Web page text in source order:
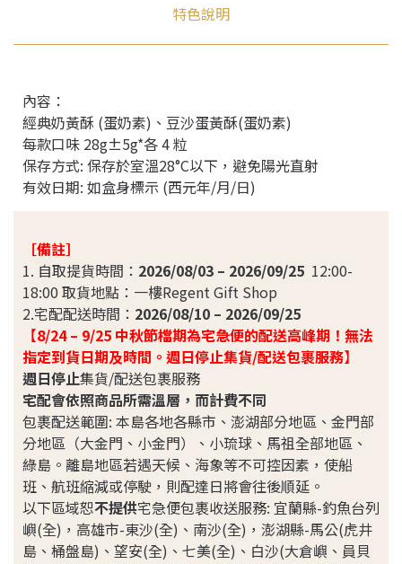
特色說明
內容：
經典奶黃酥 (蛋奶素)、豆沙蛋黃酥(蛋奶素)
每款口味 28g±5g*各 4 粒
保存方式: 保存於室溫28°C以下，避免陽光直射
有效日期: 如盒身標示 (西元年/月/日)
［備註］
1. 自取提貨時間： 2026/08/03 – 2026/09/25 12:00-
18:00 取貨地點：一樓Regent Gift Shop
2.宅配配送時間： 2026/08/10 – 2026/09/25
【8/24 – 9/25 中秋節檔期為宅急便的配送高峰期！無法
指定到貨日期及時間。週日停止集貨/配送包裹服務】
週日停止集貨/配送包裹服務
宅配會依照商品所需溫層，而計費不同
包裹配送範圍: 本島各地各縣市、澎湖部分地區、金門部
分地區（大金門、小金門）、小琉球、馬祖全部地區、
綠島。離島地區若遇天候、海象等不可控因素，使船
班、航班縮減或停駛，則配達日將會往後順延。
以下區域恕不提供宅急便包裹收送服務: 宜蘭縣-釣魚台列
嶼(全)，高雄市-東沙(全)、南沙(全)，澎湖縣-馬公(虎井
島、桶盤島)、望安(全)、七美(全)、白沙(大倉嶼、員貝